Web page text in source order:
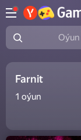
Oýun ýa-da
Farnit
1 oýun